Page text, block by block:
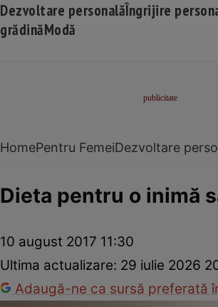
Dezvoltare personalăÎngrijire
grădinăModă
HomePentru FemeiDezvoltare
Dieta pentru o inimă
10 august 2017 11:30
Ultima actualizare: 29 iulie 2026
Adaugă-ne ca sursă preferată